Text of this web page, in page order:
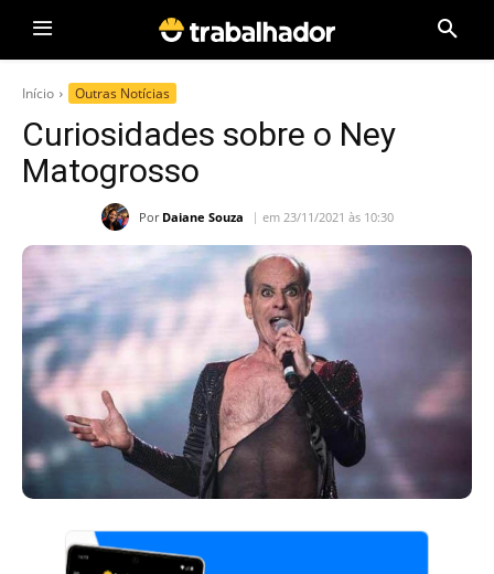
Início Outras Notícias
Curiosidades sobre o Ney
Matogrosso
Por Daiane Souza em 23/11/2021 às 10:30